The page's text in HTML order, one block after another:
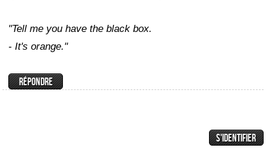
"Tell me you have the black box.
- It's orange."